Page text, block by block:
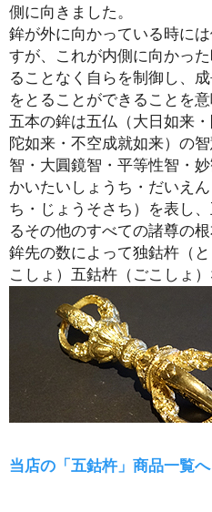
側に向きました。
鉾が外に向かっている時に
すが、これが内側に向かっ
ることなく自らを制御し、
をとることができることを意
五本の鉾は五仏（大日如来
陀如来・不空成就如来）の
智・大圓鏡智・平等性智・
かいたいしょうち・だいえ
ち・じょうそさち）を表し
るその他のすべての諸尊の
鉾先の数によって独鈷杵（
こしょ）五鈷杵（ごこしょ
当店の「五鈷杵」商品一覧